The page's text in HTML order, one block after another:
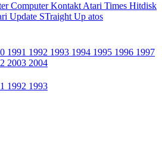
Computer Kontakt Atari Times Hitdisk
Update STraight Up atos
1991 1992 1993 1994 1995 1996 1997
2003 2004
1992 1993